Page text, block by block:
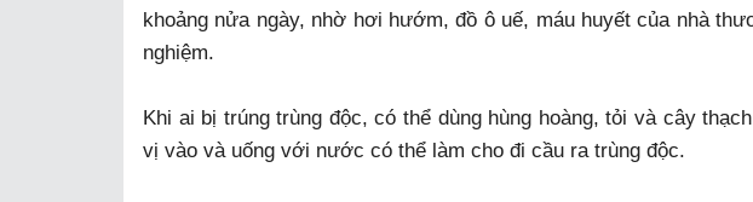
khoảng nửa ngày, nhờ hơi hướm, đồ ô uế, máu huyết của nhà
nghiệm.
Khi ai bị trúng trùng độc, có thể dùng hùng hoàng, tỏi và cây
vị vào và uống với nước có thể làm cho đi cầu ra trùng độc.